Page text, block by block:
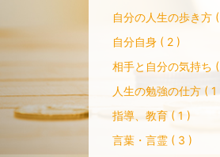
自分の人生の歩き方
自分自身 ( 2 )
相手と自分の気持ち
人生の勉強の仕方 ( 1
指導、教育 ( 1 )
言葉・言霊 ( 3 )